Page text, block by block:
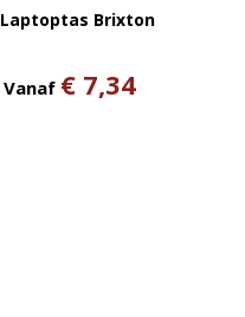
Laptoptas Brixton
Vanaf € 7,34